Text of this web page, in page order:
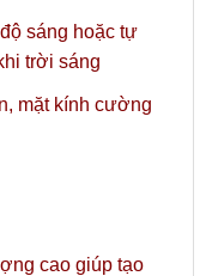
sáng hoặc tự
trời sáng
mặt kính cường
cao giúp tạo